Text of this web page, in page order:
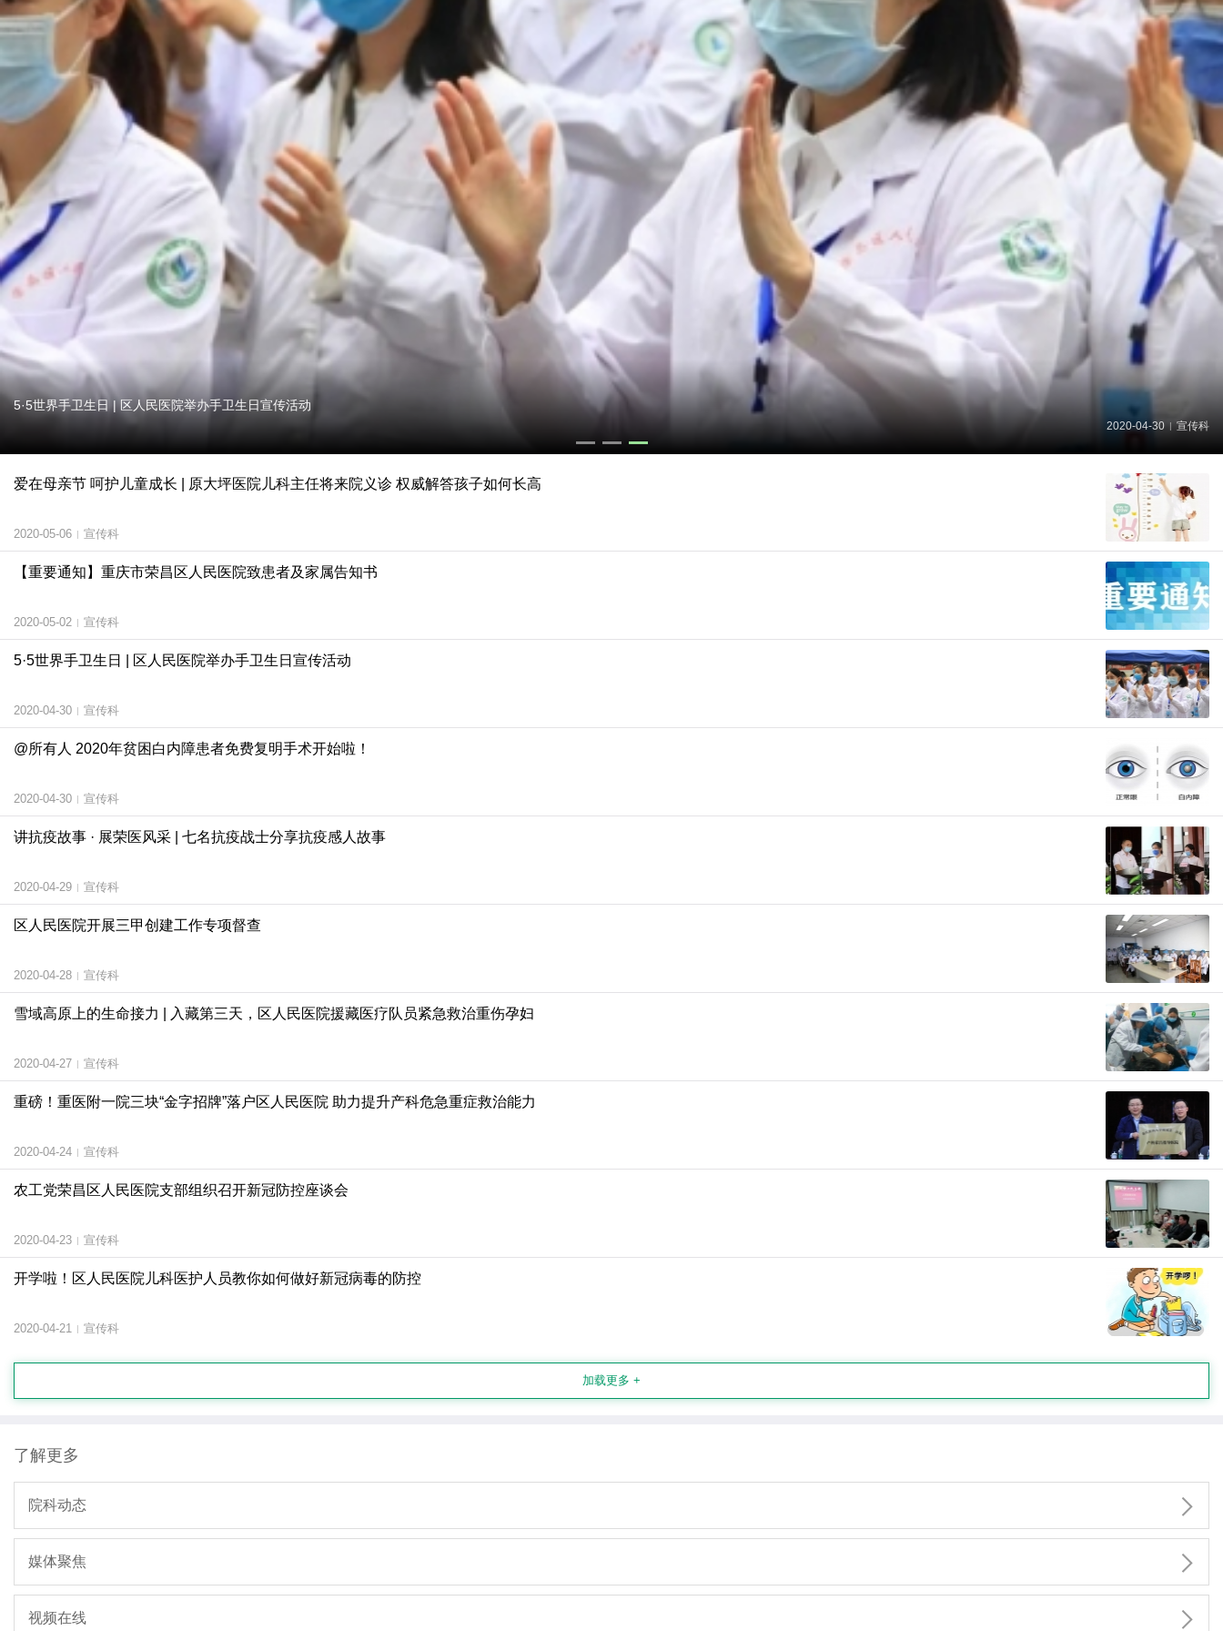
5·5世界手卫生日 | 区人民医院举办手卫生日宣传活动
2020-04-30 | 宣传科
爱在母亲节 呵护儿童成长 | 原大坪医院儿科主任将来院义诊 权威解答孩子如何长高
2020-05-06 | 宣传科
【重要通知】重庆市荣昌区人民医院致患者及家属告知书
2020-05-02 | 宣传科
5·5世界手卫生日 | 区人民医院举办手卫生日宣传活动
2020-04-30 | 宣传科
@所有人 2020年贫困白内障患者免费复明手术开始啦！
2020-04-30 | 宣传科
讲抗疫故事 · 展荣医风采 | 七名抗疫战士分享抗疫感人故事
2020-04-29 | 宣传科
区人民医院开展三甲创建工作专项督查
2020-04-28 | 宣传科
雪域高原上的生命接力 | 入藏第三天，区人民医院援藏医疗队员紧急救治重伤孕妇
2020-04-27 | 宣传科
重磅！重医附一院三块“金字招牌”落户区人民医院 助力提升产科危急重症救治能力
2020-04-24 | 宣传科
农工党荣昌区人民医院支部组织召开新冠防控座谈会
2020-04-23 | 宣传科
开学啦！区人民医院儿科医护人员教你如何做好新冠病毒的防控
2020-04-21 | 宣传科
加载更多 +
了解更多
院科动态 
媒体聚焦 
视频在线 